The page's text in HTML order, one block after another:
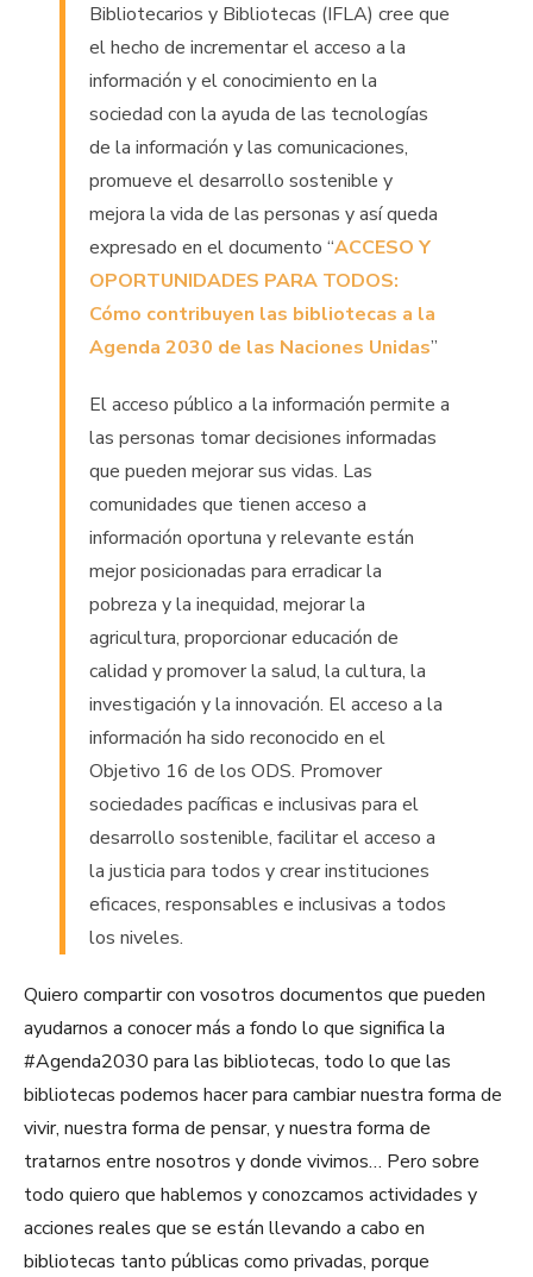
Bibliotecarios y Bibliotecas (IFLA) cree que
el hecho de incrementar el acceso a la
información y el conocimiento en la
sociedad con la ayuda de las tecnologías
de la información y las comunicaciones,
promueve el desarrollo sostenible y
mejora la vida de las personas y así queda
expresado en el documento “ACCESO Y
OPORTUNIDADES PARA TODOS:
Cómo contribuyen las bibliotecas a la
Agenda 2030 de las Naciones Unidas”
El acceso público a la información permite a
las personas tomar decisiones informadas
que pueden mejorar sus vidas. Las
comunidades que tienen acceso a
información oportuna y relevante están
mejor posicionadas para erradicar la
pobreza y la inequidad, mejorar la
agricultura, proporcionar educación de
calidad y promover la salud, la cultura, la
investigación y la innovación. El acceso a la
información ha sido reconocido en el
Objetivo 16 de los ODS. Promover
sociedades pacíficas e inclusivas para el
desarrollo sostenible, facilitar el acceso a
la justicia para todos y crear instituciones
eficaces, responsables e inclusivas a todos
los niveles.
Quiero compartir con vosotros documentos que pueden
ayudarnos a conocer más a fondo lo que significa la
#Agenda2030 para las bibliotecas, todo lo que las
bibliotecas podemos hacer para cambiar nuestra forma de
vivir, nuestra forma de pensar, y nuestra forma de
tratarnos entre nosotros y donde vivimos… Pero sobre
todo quiero que hablemos y conozcamos actividades y
acciones reales que se están llevando a cabo en
bibliotecas tanto públicas como privadas, porque